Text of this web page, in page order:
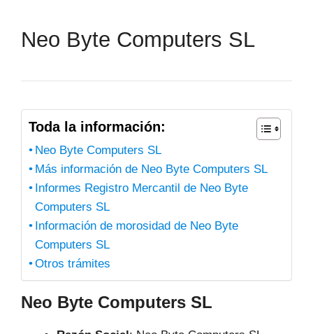
Neo Byte Computers SL
Toda la información:
Neo Byte Computers SL
Más información de Neo Byte Computers SL
Informes Registro Mercantil de Neo Byte
Computers SL
Información de morosidad de Neo Byte
Computers SL
Otros trámites
Neo Byte Computers SL